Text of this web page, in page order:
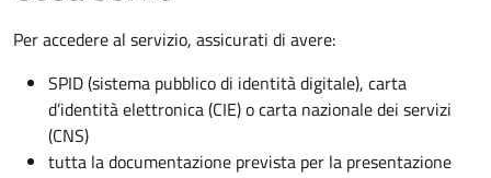
Per accedere al servizio, assicurati di avere:
SPID (sistema pubblico di identità digitale), carta
d’identità elettronica (CIE) o carta nazionale dei servizi
(CNS)
tutta la documentazione prevista per la presentazione